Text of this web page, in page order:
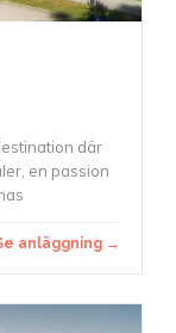
där
en passion
anläggning →